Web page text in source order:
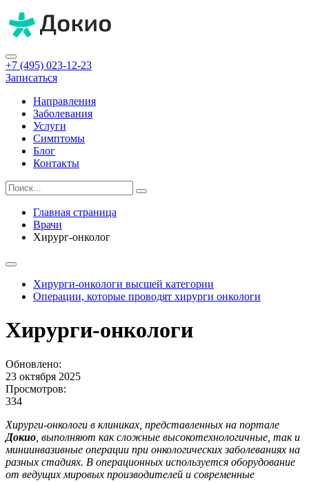
+7 (495) 023-12-23
Записаться
Направления
Заболевания
Услуги
Симптомы
Блог
Контакты
Главная страница
Врачи
Хирург-онколог
Хирурги-онкологи высшей категории
Операции, которые проводят хирурги онкологи
Хирурги-онкологи
Обновлено:
23 октября 2025
Просмотров:
334
Хирурги-онкологи в клиниках, представленных на портале
Докио , выполняют как сложные высокотехнологичные, так и
миниинвазивные операции при онкологических заболеваниях на
разных стадиях. В операционных используется оборудование
от ведущих мировых производителей и современные